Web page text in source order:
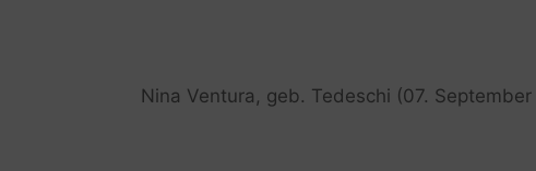
Nina Ventura, geb. Tedeschi (07. September